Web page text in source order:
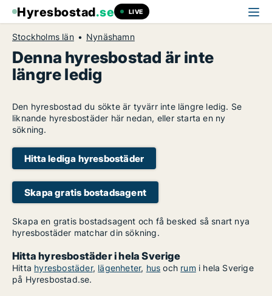
Hyresbostad.se LIVE
Stockholms län Nynäshamn
Denna hyresbostad är inte
längre ledig
Den hyresbostad du sökte är tyvärr inte längre ledig. Se
liknande hyresbostäder här nedan, eller starta en ny
sökning.
Hitta lediga hyresbostäder
Skapa gratis bostadsagent
Skapa en gratis bostadsagent och få besked så snart nya
hyresbostäder matchar din sökning.
Hitta hyresbostäder i hela Sverige
Hitta hyresbostäder, lägenheter, hus och rum i hela Sverige
på Hyresbostad.se.